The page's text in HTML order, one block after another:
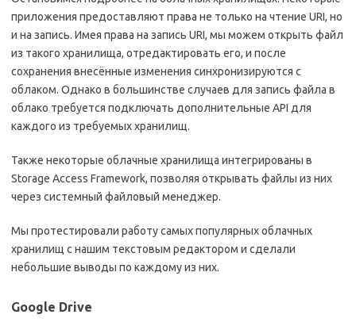
приложения предоставляют права не только на чтение URI, но
и на запись. Имея права на запись URI, мы можем открыть файл
из такого хранилища, отредактировать его, и после
сохранения внесённые изменения синхронизируются с
облаком. Однако в большинстве случаев для запись файла в
облако требуется подключать дополнительные API для
каждого из требуемых хранилищ.
Также некоторые облачные хранилища интегрированы в
Storage Access Framework, позволяя открывать файлы из них
через системный файловый менеджер.
Мы протестировали работу самых популярных облачных
хранилищ с нашим текстовым редактором и сделали
небольшие выводы по каждому из них.
Google Drive